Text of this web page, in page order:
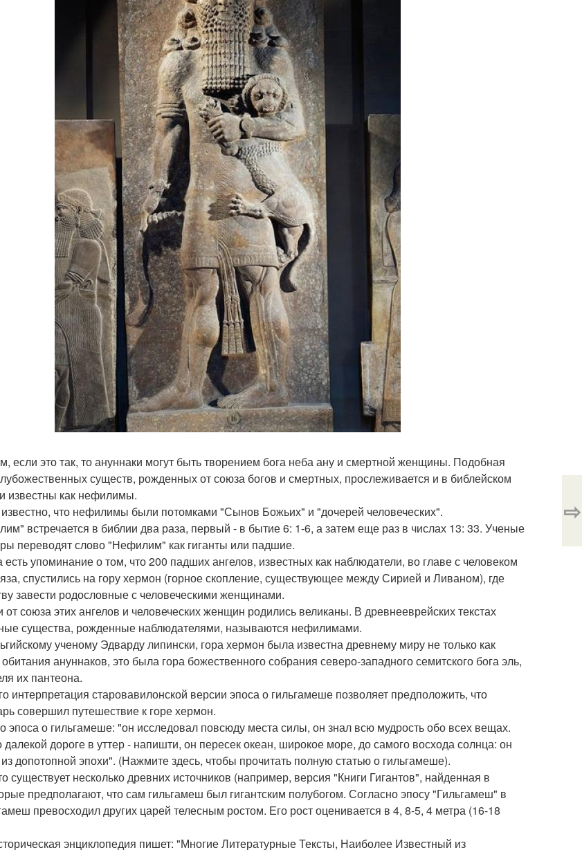
если это так, то ануннаки могут быть творением бога неба ану и смертной женщины. Подобная
существ, рожденных от союза богов и смертных, прослеживается и в библейском
известны как нефилимы.
что нефилимы были потомками "Сынов Божьих" и "дочерей человеческих".
встречается в библии два раза, первый - в бытие 6: 1-6, а затем еще раз в числах 13: 33. Ученые
переводят слово "Нефилим" как гиганты или падшие.
есть упоминание о том, что 200 падших ангелов, известных как наблюдатели, во главе с человеком
спустились на гору хермон (горное скопление, существующее между Сирией и Ливаном), где
завести родословные с человеческими женщинами.
от союза этих ангелов и человеческих женщин родились великаны. В древнееврейских текстах
существа, рожденные наблюдателями, называются нефилимами.
ученому Эдварду липински, гора хермон была известна древнему миру не только как
ануннаков, это была гора божественного собрания северо-западного семитского бога эль,
их пантеона.
интерпретация старовавилонской версии эпоса о гильгамеше позволяет предположить, что
совершил путешествие к горе хермон.
эпоса о гильгамеше: "он исследовал повсюду места силы, он знал всю мудрость обо всех вещах.
дороге в уттер - напишти, он пересек океан, широкое море, до самого восхода солнца: он
допотопной эпохи". (Нажмите здесь, чтобы прочитать полную статью о гильгамеше).
существует несколько древних источников (например, версия "Книги Гигантов", найденная в
предполагают, что сам гильгамеш был гигантским полубогом. Согласно эпосу "Гильгамеш" в
превосходил других царей телесным ростом. Его рост оценивается в 4, 8-5, 4 метра (16-18
энциклопедия пишет: "Многие Литературные Тексты, Наиболее Известный из
⇨